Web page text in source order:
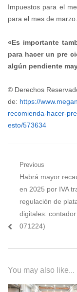
Impuestos para el
para el mes de marzo.
«Es importante
para hacer un pre
algún pendiente
© Derechos
de: https://
recomienda-hacer-
esto/573634
Navegación
entradas
Previous
Previous
post:
Habrá mayor
en 2025 por IVA
regulación de
digitales:
071224)
You may also like...